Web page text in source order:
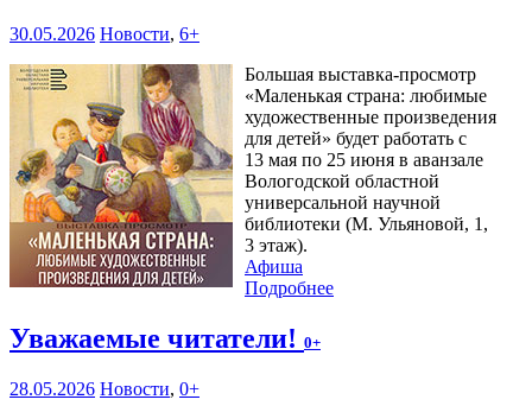
30.05.2026 Новости, 6+
Большая выставка-просмотр
«Маленькая страна: любимые
художественные произведения
для детей» будет работать с
13 мая по 25 июня в аванзале
Вологодской областной
универсальной научной
библиотеки (М. Ульяновой, 1,
3 этаж).
Афиша
Подробнее
Уважаемые читатели! 0+
28.05.2026 Новости, 0+